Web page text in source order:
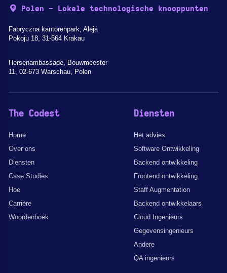
Polen - Lokale technologische knooppunten
Fabryczna kantorenpark, Aleja
Pokoju 18, 31-564 Krakau
Hersenambassade, Bouwmeester
11, 02-673 Warschau, Polen
The Codest
Home
Over ons
Diensten
Case Studies
Hoe
Carrière
Woordenboek
Diensten
Het advies
Software Ontwikkeling
Backend ontwikkeling
Frontend ontwikkeling
Staff Augmentation
Backend ontwikkelaars
Cloud Ingenieurs
Gegevensingenieurs
Andere
QA ingenieurs